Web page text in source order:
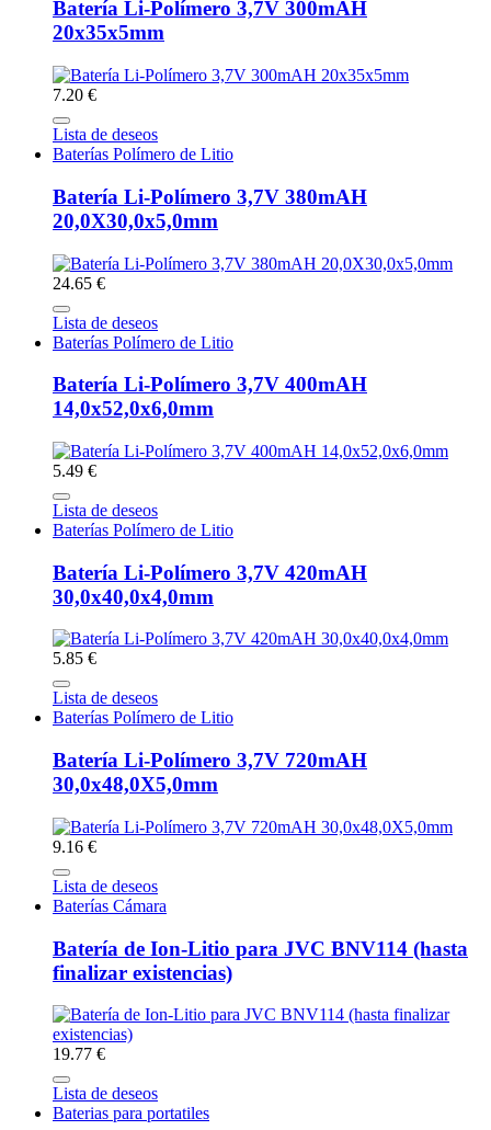
Batería Li-Polímero 3,7V 300mAH
20x35x5mm
7.20 €
Lista de deseos
Baterías Polímero de Litio
Batería Li-Polímero 3,7V 380mAH
20,0X30,0x5,0mm
24.65 €
Lista de deseos
Baterías Polímero de Litio
Batería Li-Polímero 3,7V 400mAH
14,0x52,0x6,0mm
5.49 €
Lista de deseos
Baterías Polímero de Litio
Batería Li-Polímero 3,7V 420mAH
30,0x40,0x4,0mm
5.85 €
Lista de deseos
Baterías Polímero de Litio
Batería Li-Polímero 3,7V 720mAH
30,0x48,0X5,0mm
9.16 €
Lista de deseos
Baterías Cámara
Batería de Ion-Litio para JVC BNV114 (hasta
finalizar existencias)
19.77 €
Lista de deseos
Baterias para portatiles